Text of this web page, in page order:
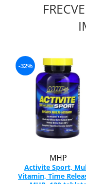
-32%
MHP
Activite Sport,
Vitamin, Time